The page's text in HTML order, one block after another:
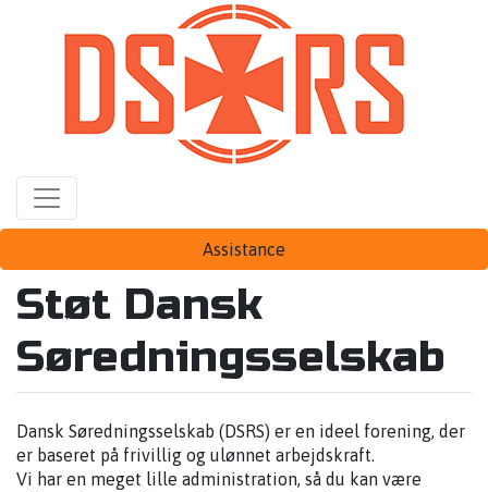
hovedindhold
Assistance
Støt Dansk
Søredningsselskab
Dansk Søredningsselskab (DSRS) er en ideel forening, der
er baseret på frivillig og ulønnet arbejdskraft.
Vi har en meget lille administration, så du kan være